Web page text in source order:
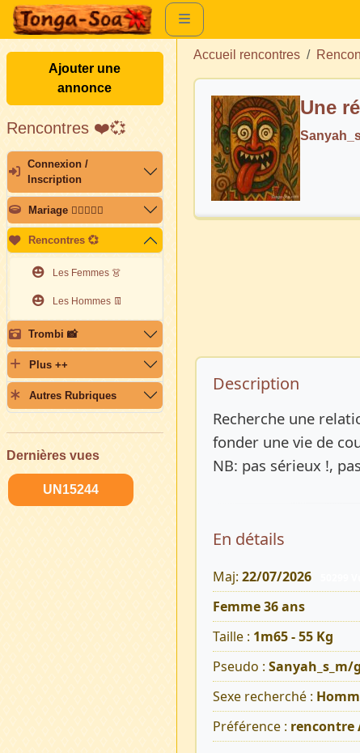
Ajouter une
annonce
Rencontres ❤️💞
Connexion /
Inscription
Mariage 👩🏽‍❤️‍👨🏽
Rencontres 💞
Les Femmes 👗
Les Hommes 👖
Trombi 📸
Plus ++
Autres Rubriques
Dernières vues
UN15244
Accueil rencontres
Une
Description
Description
Recherche une
fonder une vie de
NB: pas sérieux !,
En détails
Maj: 22/07/2026
Femme 36 ans
Taille : 1m65 - 55 Kg
Pseudo : Sanyah_s_m/
Sexe recherché :
Préférence : rencontre